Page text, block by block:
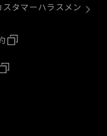
タマーハラスメン